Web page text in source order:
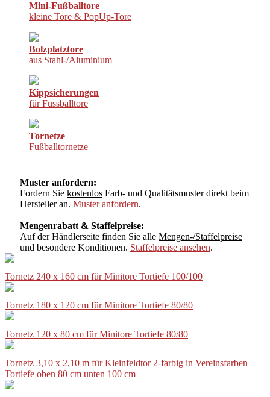
Mini-Fußballtore
kleine Tore & PopUp-Tore
Bolzplatztore
aus Stahl-/Aluminium
Kippsicherungen
für Fussballtore
Tornetze
Fußballtornetze
Muster anfordern:
Fordern Sie kostenlos Farb- und Qualitätsmuster direkt beim
Hersteller an. Muster anfordern.
Mengenrabatt & Staffelpreise:
Auf der Händlerseite finden Sie alle Mengen-/Staffelpreise
und besondere Konditionen. Staffelpreise ansehen.
Tornetz 240 x 160 cm für Minitore Tortiefe 100/100
Tornetz 180 x 120 cm für Minitore Tortiefe 80/80
Tornetz 120 x 80 cm für Minitore Tortiefe 80/80
Tornetz 3,10 x 2,10 m für Kleinfeldtor 2-farbig in Vereinsfarben
Tortiefe oben 80 cm unten 100 cm